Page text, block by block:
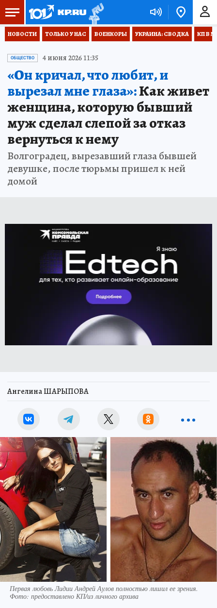
НОВОСТИ ТОЛЬКО У НАС ВОЕНКОРЫ УКРАИНА: СВОДКА КП В
ОБЩЕСТВО 4 июня 2026 11:35
«Он кричал, что любит, и
вырезал мне глаза»:Как живет
женщина, которую бывший
муж сделал слепой за отказ
вернуться к нему
Волгоградец, вырезавший глаза бывшей
девушке, после тюрьмы пришел к ней
домой
Ангелина ШАРЫПОВА
Первая любовь Лидии Андрей Аулов полностью лишил ее зрения.
Фото: предоставлено КП/из личного архива